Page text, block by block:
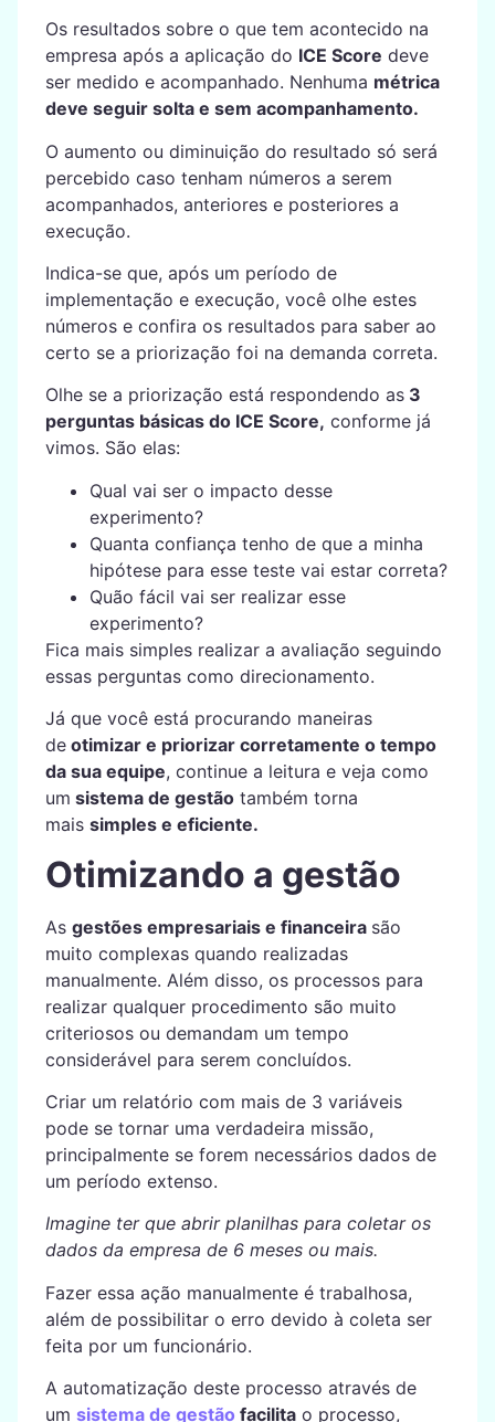
Os resultados sobre o que tem acontecido na
empresa após a aplicação do ICE Score deve
ser medido e acompanhado. Nenhuma métrica
deve seguir solta e sem acompanhamento.
O aumento ou diminuição do resultado só será
percebido caso tenham números a serem
acompanhados, anteriores e posteriores a
execução.
Indica-se que, após um período de
implementação e execução, você olhe estes
números e confira os resultados para saber ao
certo se a priorização foi na demanda correta.
Olhe se a priorização está respondendo as3
perguntas básicas do ICE Score, conforme já
vimos. São elas:
Qual vai ser o impacto desse
experimento?
Quanta confiança tenho de que a minha
hipótese para esse teste vai estar correta?
Quão fácil vai ser realizar esse
experimento?
Fica mais simples realizar a avaliação seguindo
essas perguntas como direcionamento.
Já que você está procurando maneiras
deotimizar e priorizar corretamente o tempo
da sua equipe, continue a leitura e veja como
um sistema de gestãotambém torna
mais simples e eficiente.
Otimizando a gestão
As gestões empresariais e financeira são
muito complexas quando realizadas
manualmente. Além disso, os processos para
realizar qualquer procedimento são muito
criteriosos ou demandam um tempo
considerável para serem concluídos.
Criar um relatório com mais de 3 variáveis
pode se tornar uma verdadeira missão,
principalmente se forem necessários dados de
um período extenso.
Imagine ter que abrir planilhas para coletar os
dados da empresa de 6 meses ou mais.
Fazer essa ação manualmente é trabalhosa,
além de possibilitar o erro devido à coleta ser
feita por um funcionário.
A automatização deste processo através de
um sistema de gestão facilitao processo,